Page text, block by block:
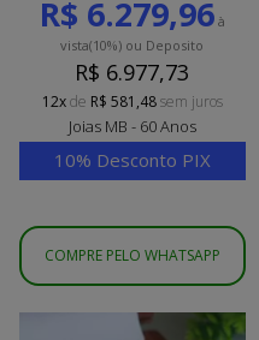
R$ 6.279,96à
vista(10%) ou Deposito
R$ 6.977,73
12xde R$ 581,48sem juros
Joias MB - 60 Anos
10% Desconto PIX
COMPRE PELO WHATSAPP